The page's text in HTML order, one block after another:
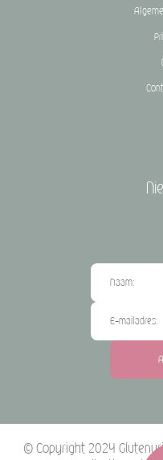
© Copyright 2024